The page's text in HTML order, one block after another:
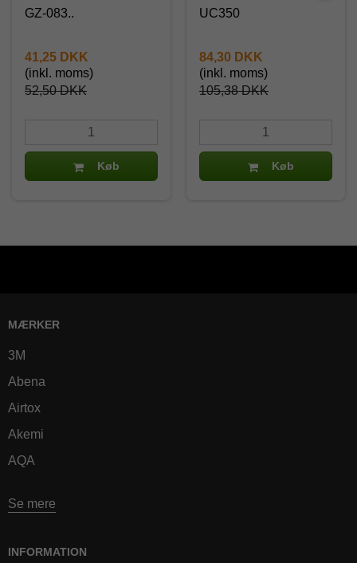
GZ-083..
52,50 DKK
41,25 DKK
(inkl. moms)
Køb
UC350
105,38 DKK
84,30 DKK
(inkl. moms)
Køb
MÆRKER
3M
Abena
Airtox
Akemi
AQA
Se mere
INFORMATION